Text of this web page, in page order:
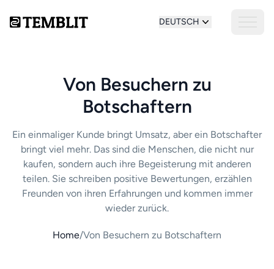
DEUTSCH
Von Besuchern zu
Botschaftern
Ein einmaliger Kunde bringt Umsatz, aber ein Botschafter
bringt viel mehr. Das sind die Menschen, die nicht nur
kaufen, sondern auch ihre Begeisterung mit anderen
teilen. Sie schreiben positive Bewertungen, erzählen
Freunden von ihren Erfahrungen und kommen immer
wieder zurück.
Home/Von Besuchern zu Botschaftern